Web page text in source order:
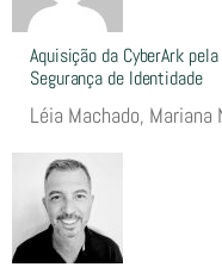
Aquisição da CyberArk
Segurança de Identidade
Léia Machado,